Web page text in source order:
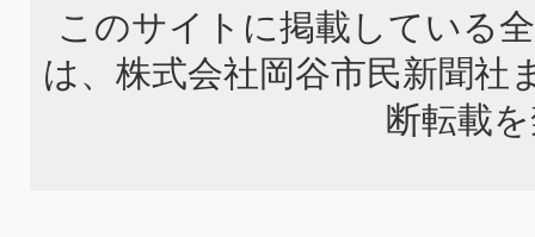
このサイトに掲載している
は、株式会社岡谷市民新聞社
断転載